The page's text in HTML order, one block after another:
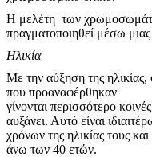
Η μελέτη των
πραγματοποιηθεί μέσω
Ηλικία
Με την αύξηση της
που προαναφέρθηκαν
γίνονται περισσότερο
αυξάνει. Αυτό είναι
χρόνων της ηλικίας τους
άνω των 40 ετών.